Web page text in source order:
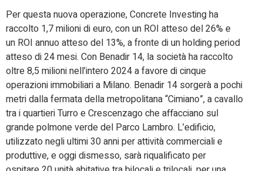
Per questa nuova operazione, Concrete Investing ha
raccolto 1,7 milioni di euro, con un ROI atteso del 26% e
un ROI annuo atteso del 13%, a fronte di un holding period
atteso di 24 mesi. Con Benadir 14, la società ha raccolto
oltre 8,5 milioni nell’intero 2024 a favore di cinque
operazioni immobiliari a Milano. Benadir 14 sorgerà a pochi
metri dalla fermata della metropolitana “Cimiano”, a cavallo
tra i quartieri Turro e Crescenzago che affacciano sul
grande polmone verde del Parco Lambro. L’edificio,
utilizzato negli ultimi 30 anni per attività commerciali e
produttive, e oggi dismesso, sarà riqualificato per